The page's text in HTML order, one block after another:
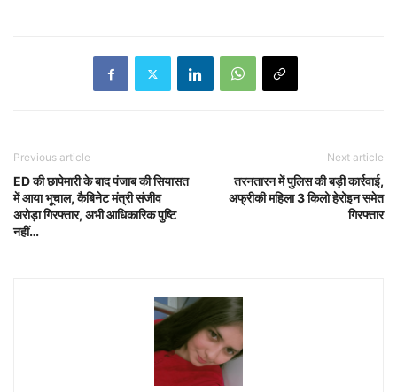
Previous article
ED की छापेमारी के बाद पंजाब की सियासत
में आया भूचाल, कैबिनेट मंत्री संजीव
अरोड़ा गिरफ्तार, अभी आधिकारिक पुष्टि
नहीं…
Next article
तरनतारन में पुलिस की बड़ी कार्रवाई,
अफ्रीकी महिला 3 किलो हेरोइन समेत
गिरफ्तार